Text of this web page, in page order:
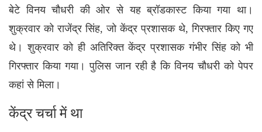
बेटे विनय चौधरी की ओर से यह ब्रॉडकास्ट किया गया था।
शुक्रवार को राजेंद्र सिंह, जो केंद्र प्रशासक थे, गिरफ्तार किए गए
थे। शुक्रवार को ही अतिरिक्त केंद्र प्रशासक गंभीर सिंह को भी
गिरफ्तार किया गया। पुलिस जान रही है कि विनय चौधरी को पेपर
कहां से मिला।
केंद्र चर्चा में था